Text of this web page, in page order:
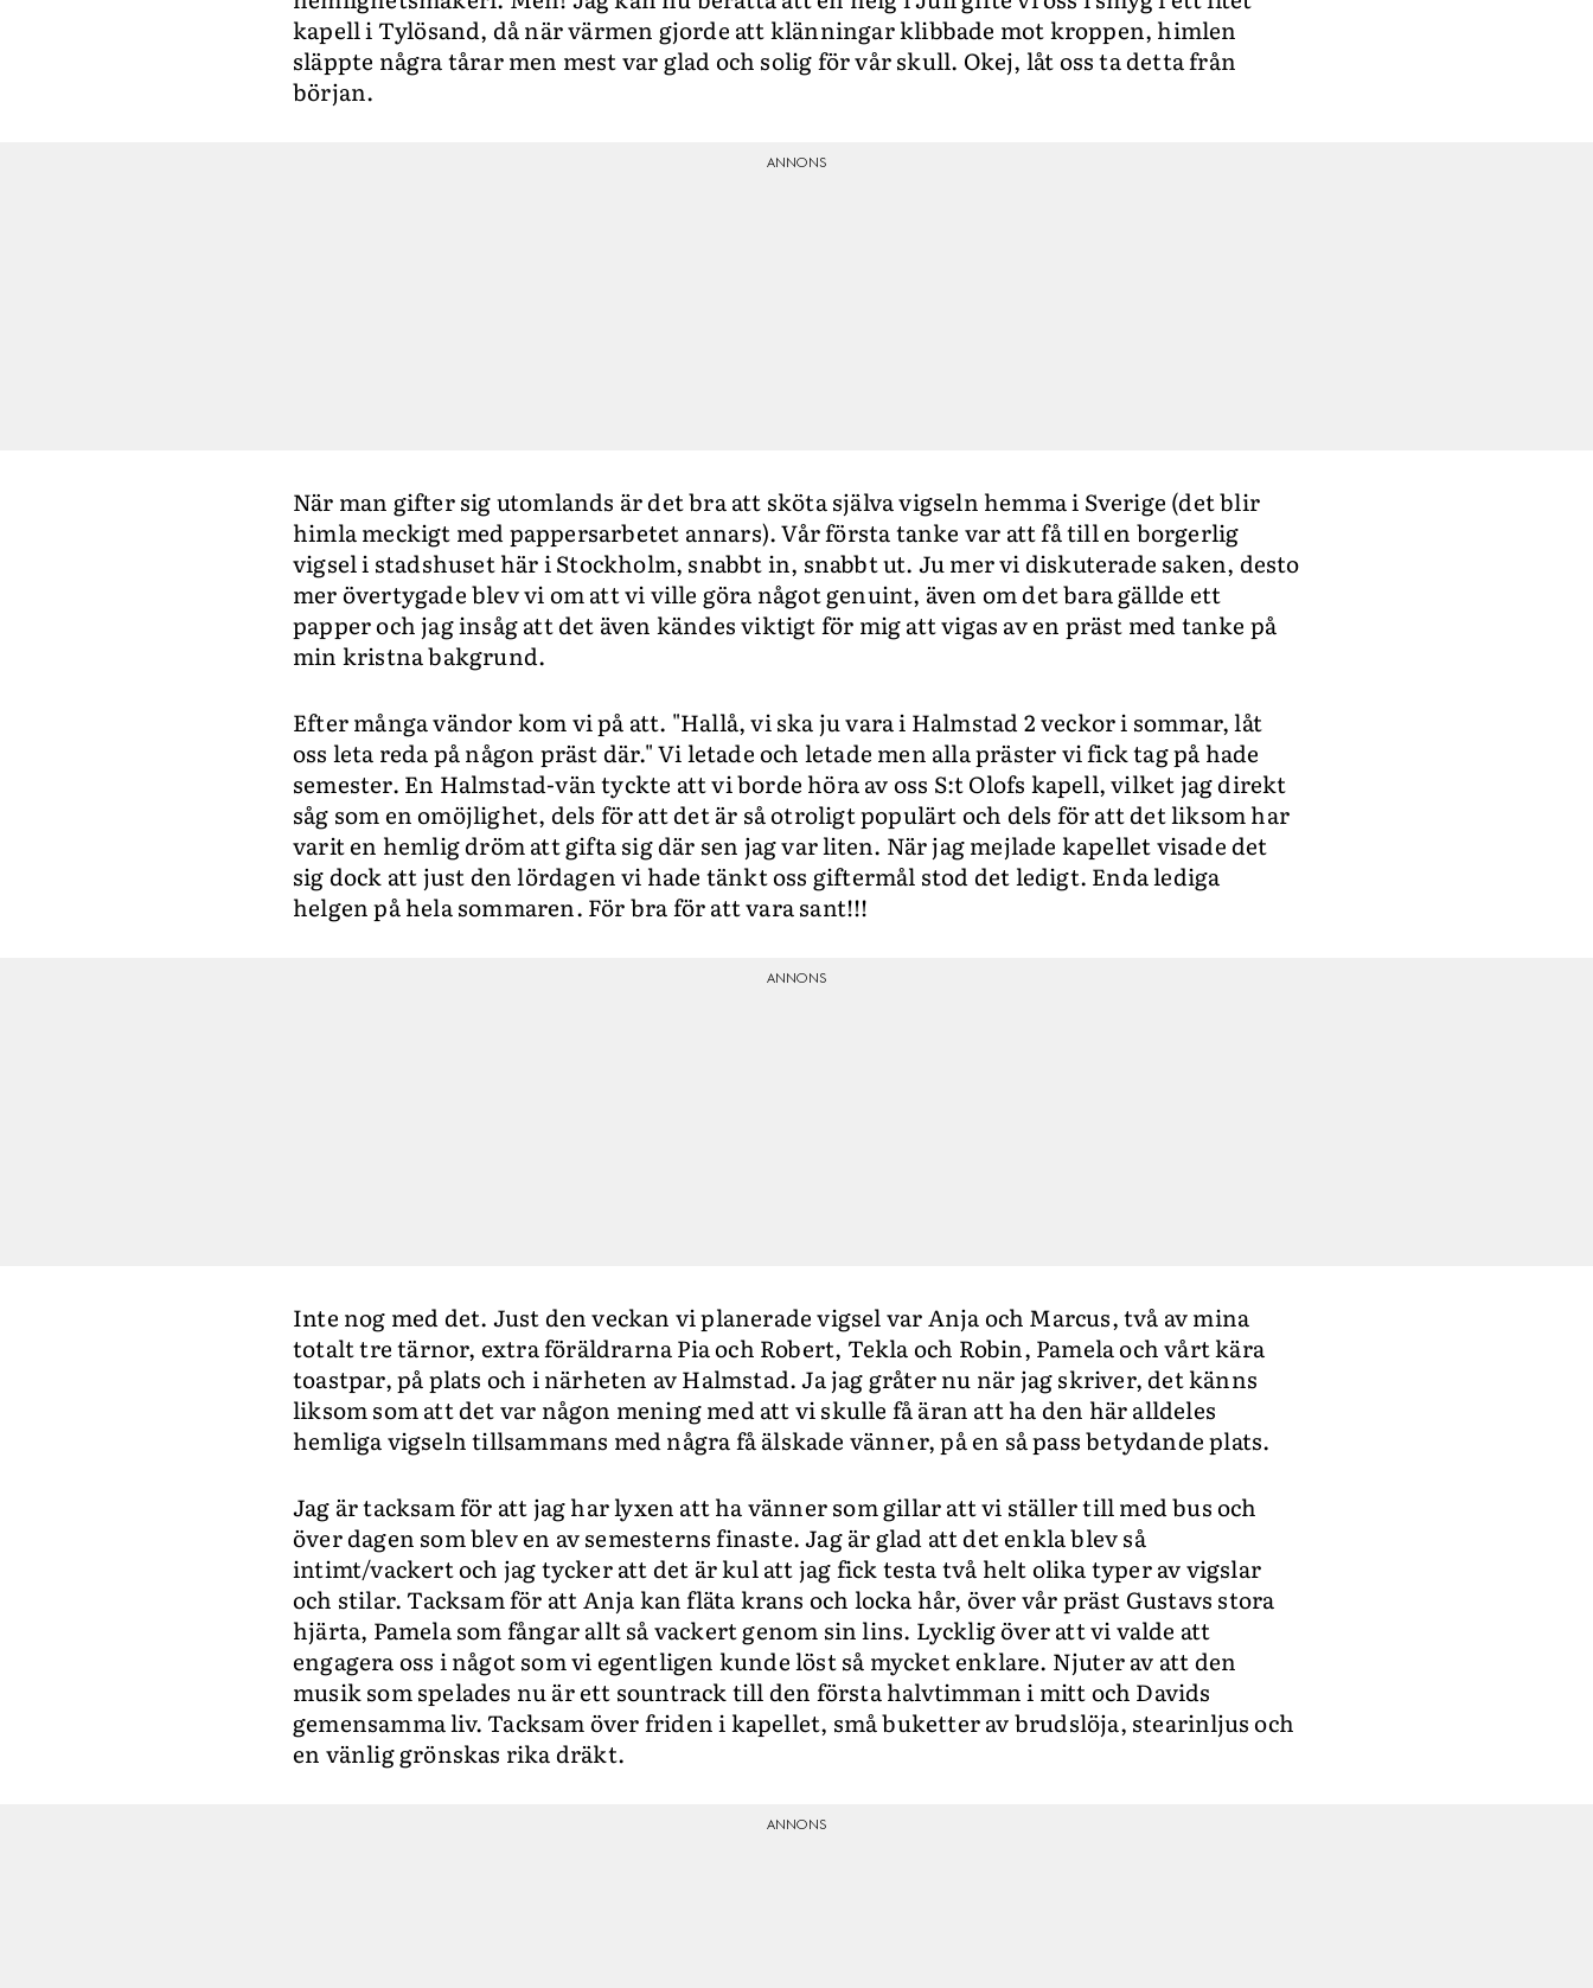
kapell i Tylösand, då när värmen gjorde att klänningar klibbade mot kroppen, himlen
släppte några tårar men mest var glad och solig för vår skull. Okej, låt oss ta detta från
början.
När man gifter sig utomlands är det bra att sköta själva vigseln hemma i Sverige (det blir
himla meckigt med pappersarbetet annars). Vår första tanke var att få till en borgerlig
vigsel i stadshuset här i Stockholm, snabbt in, snabbt ut. Ju mer vi diskuterade saken, desto
mer övertygade blev vi om att vi ville göra något genuint, även om det bara gällde ett
papper och jag insåg att det även kändes viktigt för mig att vigas av en präst med tanke på
min kristna bakgrund.
Efter många vändor kom vi på att. "Hallå, vi ska ju vara i Halmstad 2 veckor i sommar, låt
oss leta reda på någon präst där." Vi letade och letade men alla präster vi fick tag på hade
semester. En Halmstad-vän tyckte att vi borde höra av oss S:t Olofs kapell, vilket jag direkt
såg som en omöjlighet, dels för att det är så otroligt populärt och dels för att det liksom har
varit en hemlig dröm att gifta sig där sen jag var liten. När jag mejlade kapellet visade det
sig dock att just den lördagen vi hade tänkt oss giftermål stod det ledigt. Enda lediga
helgen på hela sommaren. För bra för att vara sant!!!
Inte nog med det. Just den veckan vi planerade vigsel var Anja och Marcus, två av mina
totalt tre tärnor, extra föräldrarna Pia och Robert, Tekla och Robin, Pamela och vårt kära
toastpar, på plats och i närheten av Halmstad. Ja jag gråter nu när jag skriver, det känns
liksom som att det var någon mening med att vi skulle få äran att ha den här alldeles
hemliga vigseln tillsammans med några få älskade vänner, på en så pass betydande plats.
Jag är tacksam för att jag har lyxen att ha vänner som gillar att vi ställer till med bus och
över dagen som blev en av semesterns finaste. Jag är glad att det enkla blev så
intimt/vackert och jag tycker att det är kul att jag fick testa två helt olika typer av vigslar
och stilar. Tacksam för att Anja kan fläta krans och locka hår, över vår präst Gustavs stora
hjärta, Pamela som fångar allt så vackert genom sin lins. Lycklig över att vi valde att
engagera oss i något som vi egentligen kunde löst så mycket enklare. Njuter av att den
musik som spelades nu är ett sountrack till den första halvtimman i mitt och Davids
gemensamma liv. Tacksam över friden i kapellet, små buketter av brudslöja, stearinljus och
en vänlig grönskas rika dräkt.